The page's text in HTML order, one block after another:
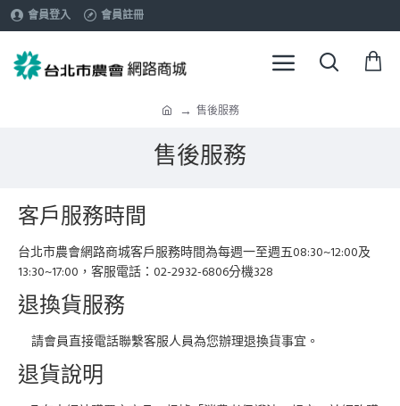
會員登入 會員註冊
售後服務
售後服務
客戶服務時間
台北市農會網路商城客戶服務時間為每週一至週五08:30~12:00及
13:30~17:00，客服電話：02-2932-6806分機328
退換貨服務
請會員直接電話聯繫客服人員為您辦理退換貨事宜。
退貨說明